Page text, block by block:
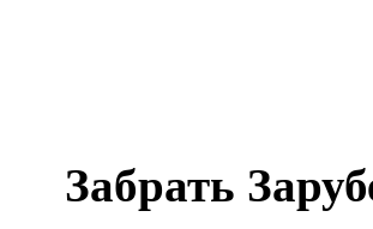
Забрать